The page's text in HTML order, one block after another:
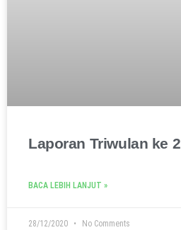
Laporan Triwulan ke 2
BACA LEBIH LANJUT »
28/12/2020 No Comments